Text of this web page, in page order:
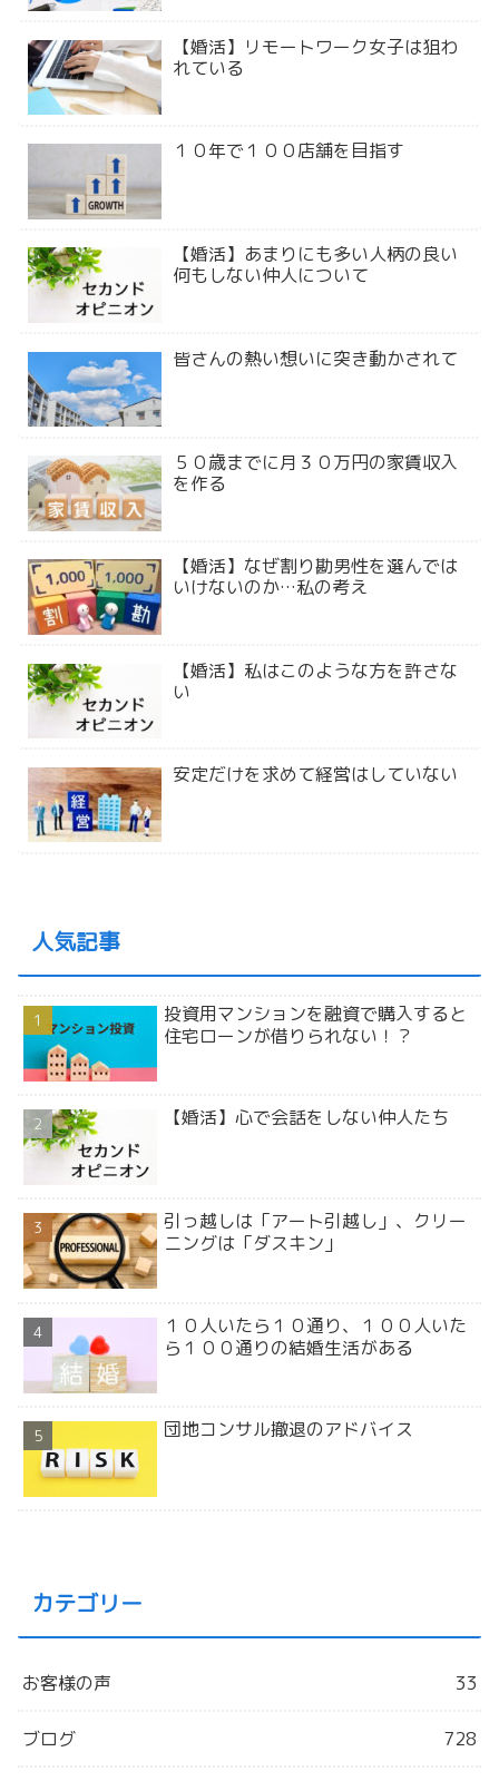
【婚活】リモートワーク女子は狙わ
れている
１０年で１００店舗を目指す
【婚活】あまりにも多い人柄の良い
何もしない仲人について
皆さんの熱い想いに突き動かされて
５０歳までに月３０万円の家賃収入
を作る
【婚活】なぜ割り勘男性を選んでは
いけないのか…私の考え
【婚活】私はこのような方を許さな
い
安定だけを求めて経営はしていない
人気記事
投資用マンションを融資で購入すると
住宅ローンが借りられない！？
【婚活】心で会話をしない仲人たち
引っ越しは「アート引越し」、クリー
ニングは「ダスキン」
１０人いたら１０通り、１００人いた
ら１００通りの結婚生活がある
団地コンサル撤退のアドバイス
カテゴリー
お客様の声 33
ブログ 728